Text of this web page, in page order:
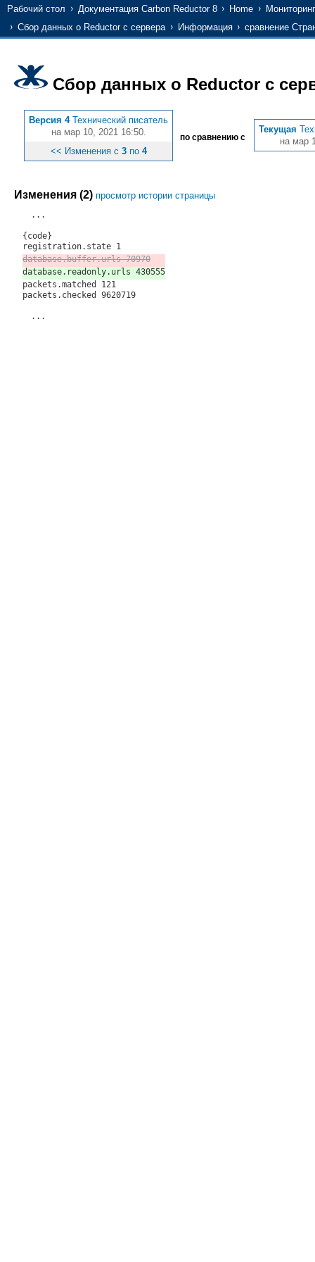
Рабочий стол Документация Carbon Reductor 8 Home
Мониторинг
Сбор данных о Reductor с сервера
Информация сравнение
Сбор данных о Reductor с
Версия 4 Технический писатель
на мар 10, 2021 16:50.
<< Изменения с 3по 4
по сравнению с
Текущая
на мар
Изменения (2) просмотр истории страницы
...
{code}
registration.state 1
database.buffer.urls 70970
database.readonly.urls 430555
packets.matched 121
packets.checked 9620719
...